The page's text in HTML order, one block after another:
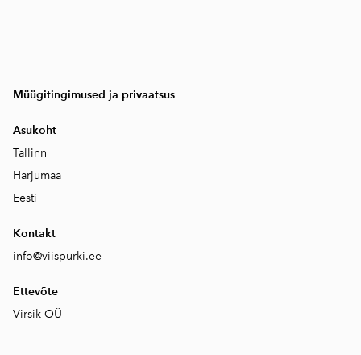
Müügitingimused ja privaatsus
Asukoht
Tallinn
Harjumaa
Eesti
Kontakt
info@viispurki.ee
Ettevõte
Virsik OÜ